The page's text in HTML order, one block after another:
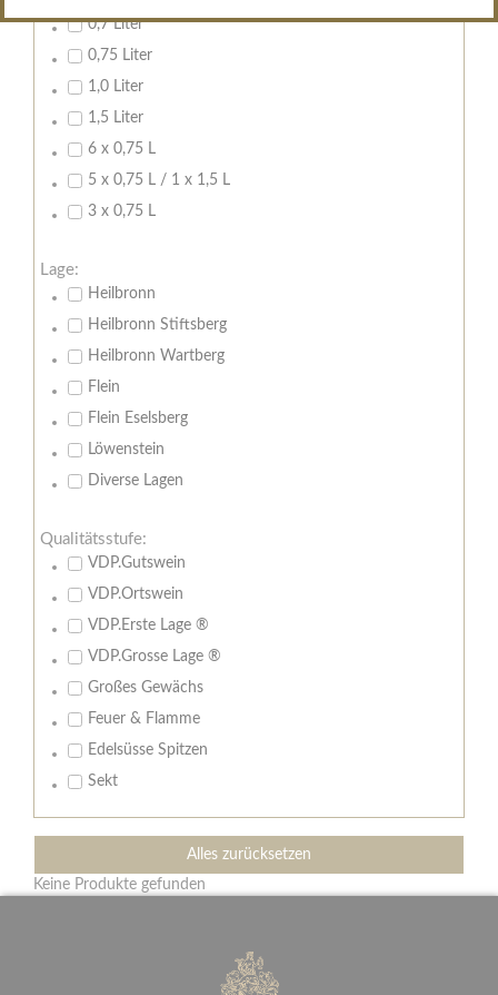
0,7 Liter
0,75 Liter
1,0 Liter
1,5 Liter
6 x 0,75 L
5 x 0,75 L / 1 x 1,5 L
3 x 0,75 L
Lage:
Heilbronn
Heilbronn Stiftsberg
Heilbronn Wartberg
Flein
Flein Eselsberg
Löwenstein
Diverse Lagen
Qualitätsstufe:
VDP.Gutswein
VDP.Ortswein
VDP.Erste Lage ®
VDP.Grosse Lage ®
Großes Gewächs
Feuer & Flamme
Edelsüsse Spitzen
Sekt
Alles zurücksetzen
Keine Produkte gefunden